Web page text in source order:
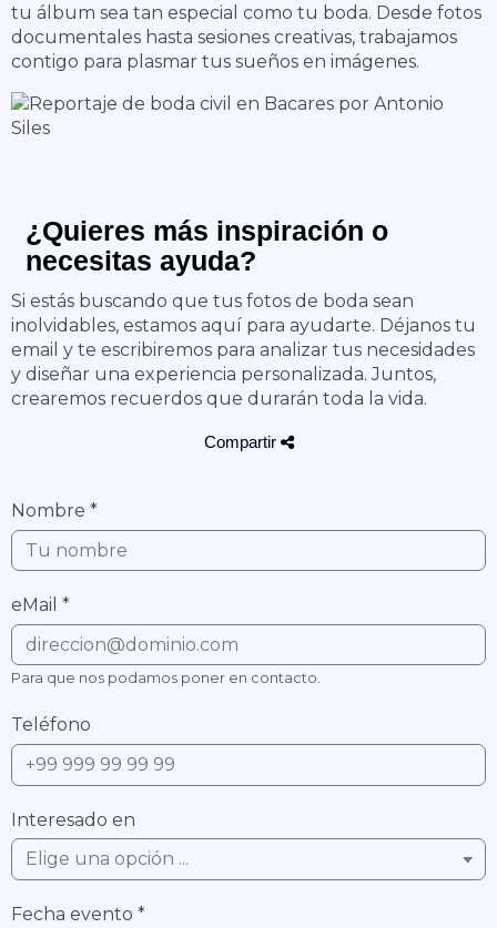
tu álbum sea tan especial como tu boda. Desde fotos
documentales hasta sesiones creativas, trabajamos
contigo para plasmar tus sueños en imágenes.
¿Quieres más inspiración o
necesitas ayuda?
Si estás buscando que tus fotos de boda sean
inolvidables, estamos aquí para ayudarte. Déjanos tu
email y te escribiremos para analizar tus necesidades
y diseñar una experiencia personalizada. Juntos,
crearemos recuerdos que durarán toda la vida.
Compartir
Nombre *
eMail *
Para que nos podamos poner en contacto.
Teléfono
Interesado en
Fecha evento *